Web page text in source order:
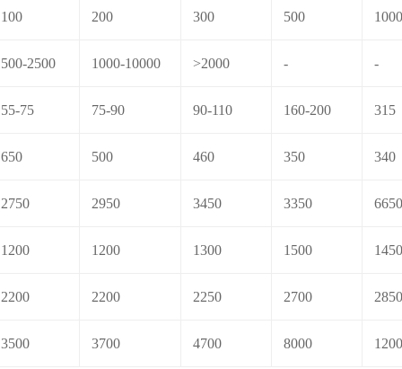
100 200 300 500 1000
500-2500 1000-10000 >2000 - -
55-75 75-90 90-110 160-200 315
650 500 460 350 340
2750 2950 3450 3350 6650
1200 1200 1300 1500 1450
2200 2200 2250 2700 2850
3500 3700 4700 8000